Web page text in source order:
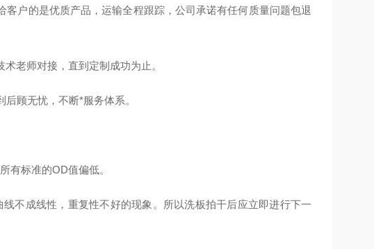
户的是优质产品，运输全程跟踪，公司承诺有任何质量问题包退
老师对接，直到定制成功为止。
顾无忧，不断*服务体系。
有标准的OD值偏低。
不成线性，重复性不好的现象。所以洗板拍干后应立即进行下一